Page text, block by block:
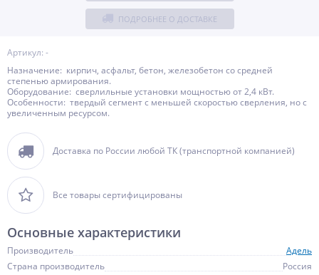
Артикул: -
Назначение: кирпич, асфальт, бетон, железобетон со средней
степенью армирования.
Оборудование: сверлильные установки мощностью от 2,4 кВт.
Особенности: твердый сегмент с меньшей скоростью сверления, но с
увеличенным ресурсом.
Доставка по России любой ТК (транспортной компанией)
Все товары сертифицированы
ПОДРОБНЕЕ О ДОСТАВКЕ
Основные характеристики
Производитель
Адель
Страна производитель
Россия